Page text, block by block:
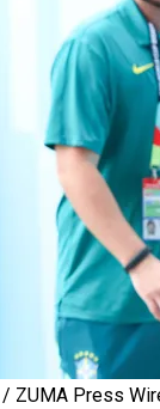
/ ZUMA Press